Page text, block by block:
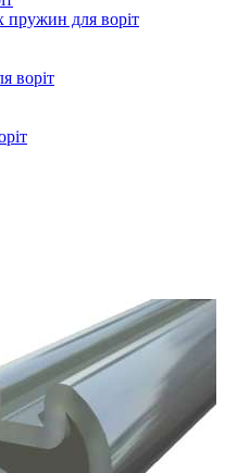
пружин для воріт
воріт